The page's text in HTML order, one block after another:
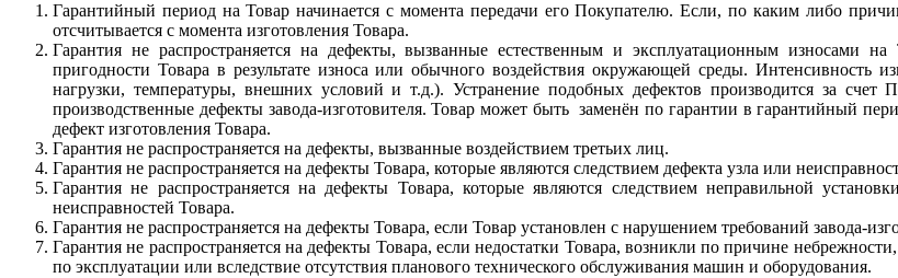
Гарантийный период на Товар начинается с момента передачи его Покупателю. Если, по каким либо
отсчитывается с момента изготовления Товара.
Гарантия не распространяется на дефекты, вызванные естественным и эксплуатационным износами
пригодности Товара в результате износа или обычного воздействия окружающей среды. Интенсивность
нагрузки, температуры, внешних условий и т.д.). Устранение подобных дефектов производится за счет
производственные дефекты завода-изготовителя. Товар может быть заменён по гарантии в гарантийный
дефект изготовления Товара.
Гарантия не распространяется на дефекты, вызванные воздействием третьих лиц.
Гарантия не распространяется на дефекты Товара, которые являются следствием дефекта узла или
Гарантия не распространяется на дефекты Товара, которые являются следствием неправильной
неисправностей Товара.
Гарантия не распространяется на дефекты Товара, если Товар установлен с нарушением требований завода-
Гарантия не распространяется на дефекты Товара, если недостатки Товара, возникли по причине
по эксплуатации или вследствие отсутствия планового технического обслуживания машин и оборудования.